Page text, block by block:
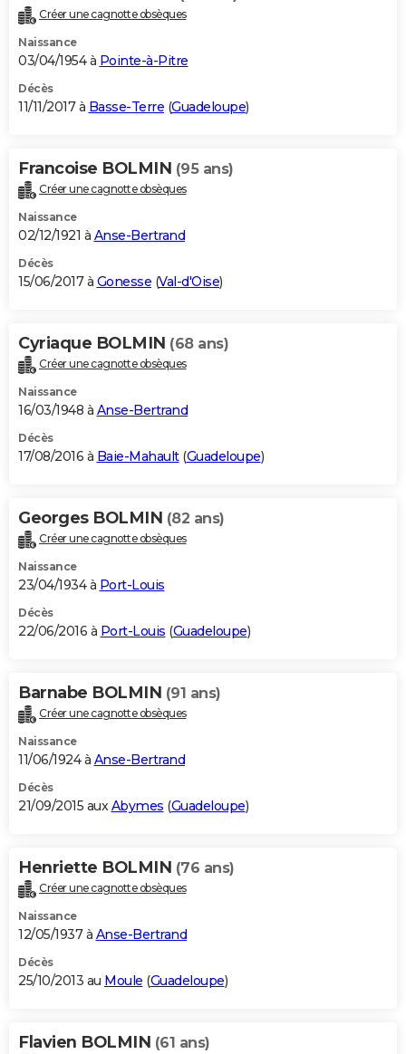
Créer une cagnotte obsèques
Naissance
03/04/1954 à Pointe-à-Pitre
Décès
11/11/2017 à Basse-Terre (Guadeloupe)
Francoise BOLMIN (95 ans)
Créer une cagnotte obsèques
Naissance
02/12/1921 à Anse-Bertrand
Décès
15/06/2017 à Gonesse (Val-d'Oise)
Cyriaque BOLMIN (68 ans)
Créer une cagnotte obsèques
Naissance
16/03/1948 à Anse-Bertrand
Décès
17/08/2016 à Baie-Mahault(Guadeloupe)
Georges BOLMIN (82 ans)
Créer une cagnotte obsèques
Naissance
23/04/1934 à Port-Louis
Décès
22/06/2016 à Port-Louis (Guadeloupe)
Barnabe BOLMIN (91 ans)
Créer une cagnotte obsèques
Naissance
11/06/1924 à Anse-Bertrand
Décès
21/09/2015 auxAbymes (Guadeloupe)
Henriette BOLMIN (76 ans)
Créer une cagnotte obsèques
Naissance
12/05/1937 à Anse-Bertrand
Décès
25/10/2013 au Moule (Guadeloupe)
Flavien BOLMIN (61 ans)